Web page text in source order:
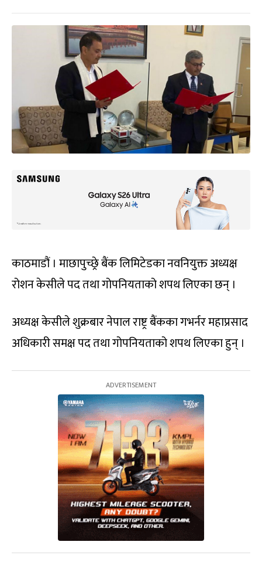
काठमाडौं । माछापुच्छ्रे बैंक लिमिटेडका नवनियुक्त अध्यक्ष
रोशन केसीले पद तथा गोपनियताको शपथ लिएका छन् ।
अध्यक्ष केसीले शुक्रबार नेपाल राष्ट्र बैंकका गभर्नर महाप्रसाद
अधिकारी समक्ष पद तथा गोपनियताको शपथ लिएका हुन् ।